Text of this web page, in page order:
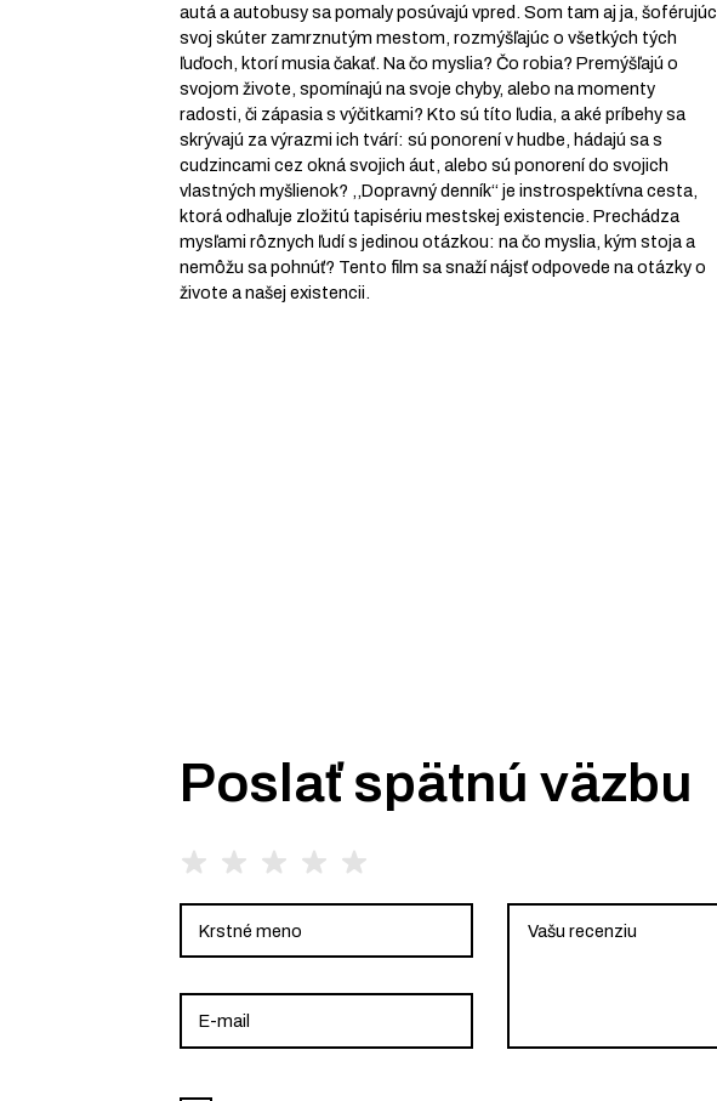
autá a autobusy sa pomaly posúvajú vpred. Som tam aj ja, šoférujúc
svoj skúter zamrznutým mestom, rozmýšľajúc o všetkých tých
ľuďoch, ktorí musia čakať. Na čo myslia? Čo robia? Premýšľajú o
svojom živote, spomínajú na svoje chyby, alebo na momenty
radosti, či zápasia s výčitkami? Kto sú títo ľudia, a aké príbehy sa
skrývajú za výrazmi ich tvárí: sú ponorení v hudbe, hádajú sa s
cudzincami cez okná svojich áut, alebo sú ponorení do svojich
vlastných myšlienok? ,,Dopravný denník‘‘ je instrospektívna cesta,
ktorá odhaľuje zložitú tapisériu mestskej existencie. Prechádza
mysľami rôznych ľudí s jedinou otázkou: na čo myslia, kým stoja a
nemôžu sa pohnúť? Tento film sa snaží nájsť odpovede na otázky o
živote a našej existencii.
Poslať spätnú väzbu